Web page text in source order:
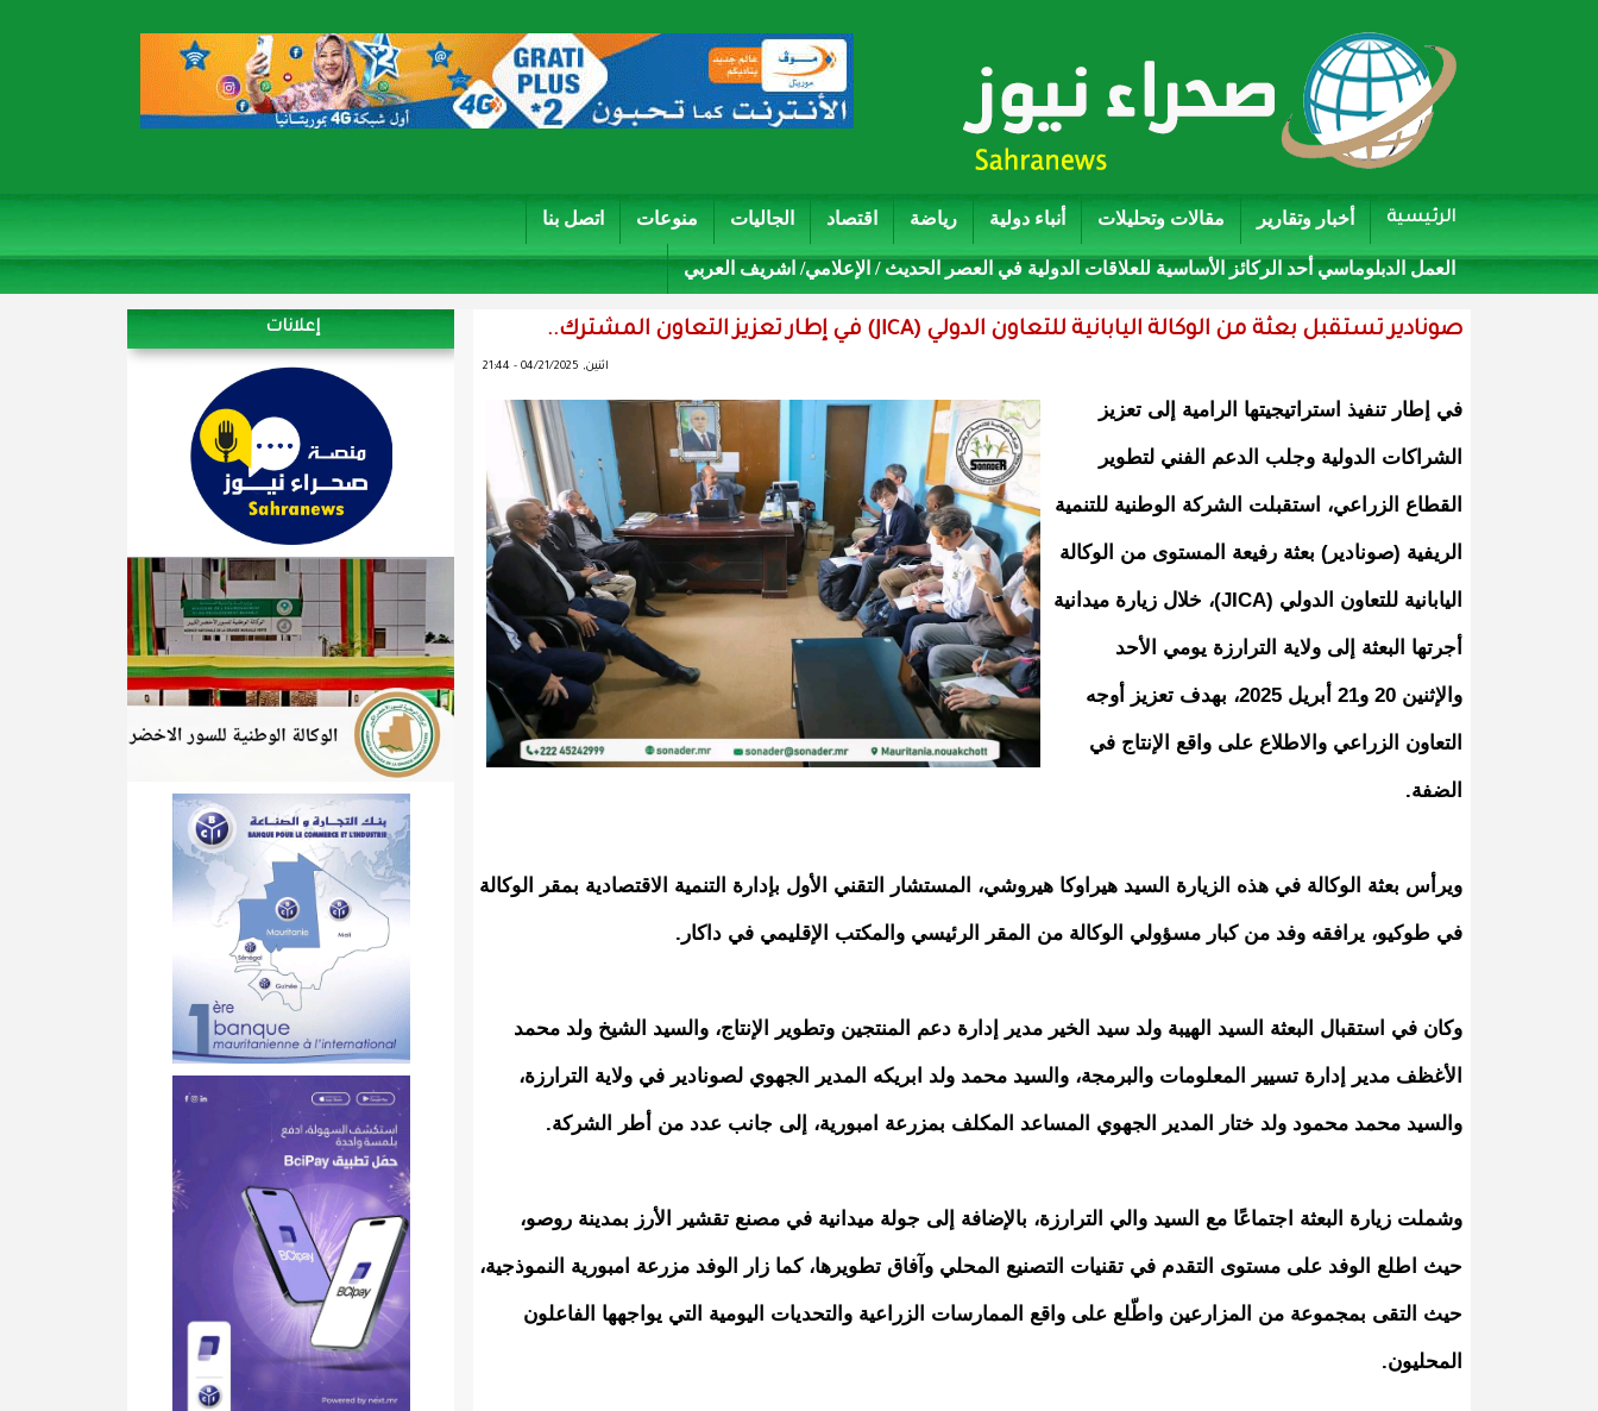
الرئيسية أخبار وتقارير مقالات وتحليلات أنباء دولية رياضة اقتصاد الجاليات منوعات اتصل بنا
العمل الدبلوماسي أحد الركائز الأساسية للعلاقات الدولية في العصر الحديث / الإعلامي/ اشريف العربي
صونادير تستقبل بعثة من الوكالة اليابانية للتعاون الدولي (JICA) في إطار تعزيز التعاون المشترك..
اثنين, 04/21/2025 - 21:44
في إطار تنفيذ استراتيجيتها الرامية إلى تعزيز
الشراكات الدولية وجلب الدعم الفني لتطوير
القطاع الزراعي، استقبلت الشركة الوطنية للتنمية
الريفية (صونادير) بعثة رفيعة المستوى من الوكالة
اليابانية للتعاون الدولي (JICA)، خلال زيارة ميدانية
أجرتها البعثة إلى ولاية الترارزة يومي الأحد
والإثنين 20 و21 أبريل 2025، بهدف تعزيز أوجه
التعاون الزراعي والاطلاع على واقع الإنتاج في
الضفة.
ويرأس بعثة الوكالة في هذه الزيارة السيد هيراوكا هيروشي، المستشار التقني الأول بإدارة التنمية الاقتصادية بمقر الوكالة
في طوكيو، يرافقه وفد من كبار مسؤولي الوكالة من المقر الرئيسي والمكتب الإقليمي في داكار.
وكان في استقبال البعثة السيد الهيبة ولد سيد الخير مدير إدارة دعم المنتجين وتطوير الإنتاج، والسيد الشيخ ولد محمد
الأغظف مدير إدارة تسيير المعلومات والبرمجة، والسيد محمد ولد ابريكه المدير الجهوي لصونادير في ولاية الترارزة،
والسيد محمد محمود ولد ختار المدير الجهوي المساعد المكلف بمزرعة امبورية، إلى جانب عدد من أطر الشركة.
وشملت زيارة البعثة اجتماعًا مع السيد والي الترارزة، بالإضافة إلى جولة ميدانية في مصنع تقشير الأرز بمدينة روصو،
حيث اطلع الوفد على مستوى التقدم في تقنيات التصنيع المحلي وآفاق تطويرها، كما زار الوفد مزرعة امبورية النموذجية،
حيث التقى بمجموعة من المزارعين واطّلع على واقع الممارسات الزراعية والتحديات اليومية التي يواجهها الفاعلون
المحليون.
إعلانات